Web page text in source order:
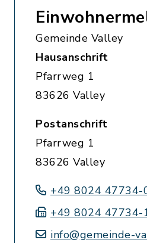
Gemeinde Valley
Hausanschrift
Pfarrweg 1
83626 Valley
Postanschrift
Pfarrweg 1
83626 Valley
+49 8024 47734-
+49 8024 47734-
info@gemeinde-